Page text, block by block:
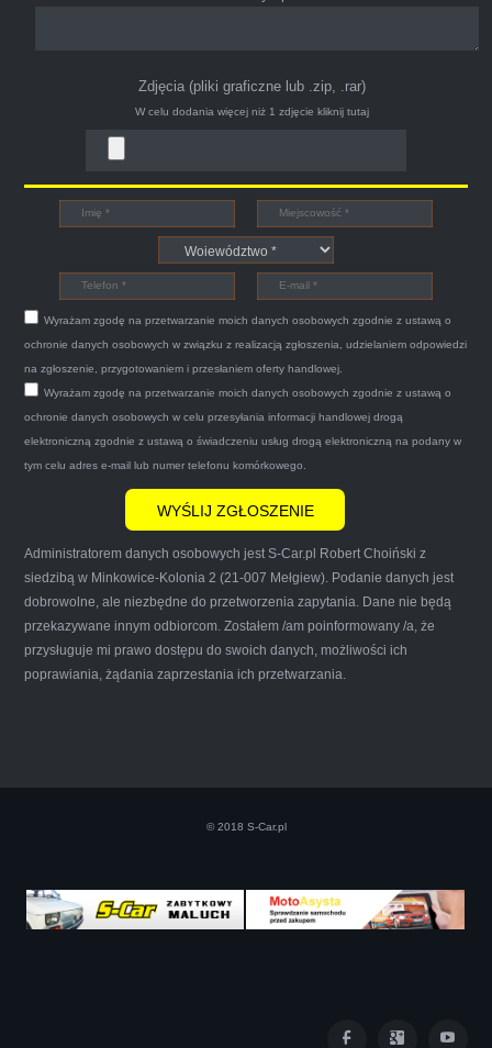
Witam,ja jestem bardzo zadowolona z usługi S-
Car.pl sprzedałam swoją wysłużoną corsinę
tego samego dnia miły grzeczny pan przyjechał
po trzech godzinach autolawetą sprawnie
zapakował auto wypisał dokumenty i wypłacił
gotówkę.Zdecydowanie mogę polecić tą firmę
mnie do skorzystania z ich usług przekonało to
że są na FACEBOOKU i każdy tam może
wyrazić opinię na ich temat.
Iwona Górska
naprawde ludzki, nie zdziera, nie oszukuje.
Zdjęcia (pliki graficzne lub .zip, .rar)
W celu dodania więcej niż 1 zdjęcie kliknij tutaj
Wyrażam zgodę na przetwarzanie moich danych osobowych zgodnie z ustawą o
ochronie danych osobowych w związku z realizacją zgłoszenia, udzielaniem odpowiedzi
na zgłoszenie, przygotowaniem i przesłaniem oferty handlowej.
Wyrażam zgodę na przetwarzanie moich danych osobowych zgodnie z ustawą o
ochronie danych osobowych w celu przesyłania informacji handlowej drogą
elektroniczną zgodnie z ustawą o świadczeniu usług drogą elektroniczną na podany w
tym celu adres e-mail lub numer telefonu komórkowego.
Administratorem danych osobowych jest S-Car.pl Robert Choiński z
siedzibą w Minkowice-Kolonia 2 (21-007 Mełgiew). Podanie danych jest
dobrowolne, ale niezbędne do przetworzenia zapytania. Dane nie będą
przekazywane innym odbiorcom. Zostałem /am poinformowany /a, że
przysługuje mi prawo dostępu do swoich danych, możliwości ich
poprawiania, żądania zaprzestania ich przetwarzania.
© 2018 S-Car.pl